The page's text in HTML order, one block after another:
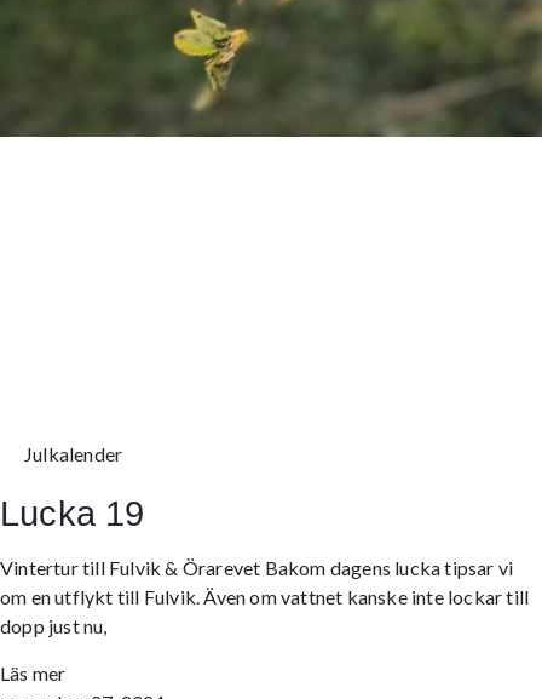
Julkalender
Lucka 19
Vintertur till Fulvik & Örarevet Bakom dagens lucka tipsar vi
om en utflykt till Fulvik. Även om vattnet kanske inte lockar till
dopp just nu,
Läs mer